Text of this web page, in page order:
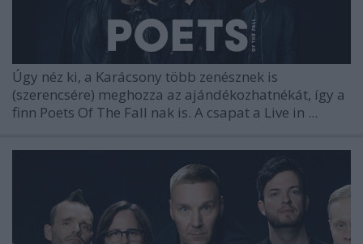
Úgy néz ki, a Karácsony több zenésznek is
(szerencsére) meghozza az ajándékozhatnékát, így a
finn Poets Of The Fall nak is. A csapat a Live in ...